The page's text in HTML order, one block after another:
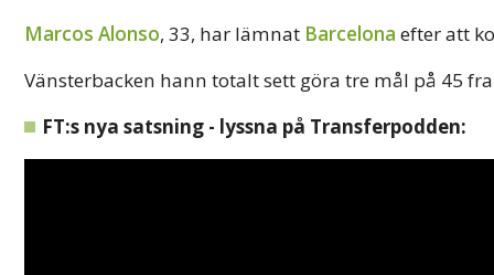
Marcos Alonso, 33, har lämnat Barcelona efter att
Vänsterbacken hann totalt sett göra tre mål på 45
FT:s nya satsning - lyssna på Transferpodden: